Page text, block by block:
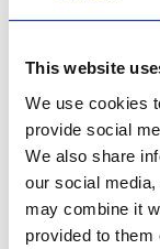
This website
We use cookies
provide social
We also share
our social
may combine it
provided to them
Stossdämpfer